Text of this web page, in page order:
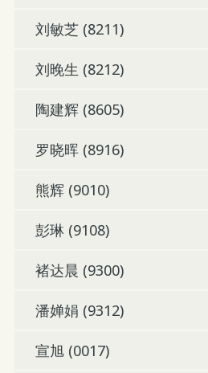
刘敏芝 (8211)
刘晚生 (8212)
陶建辉 (8605)
罗晓晖 (8916)
熊辉 (9010)
彭琳 (9108)
褚达晨 (9300)
潘婵娟 (9312)
宣旭 (0017)